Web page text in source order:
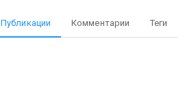
Публикации Комментарии Теги